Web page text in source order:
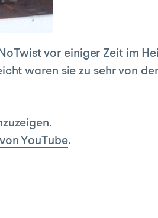
vor einiger Zeit im
waren sie zu sehr von
YouTube.